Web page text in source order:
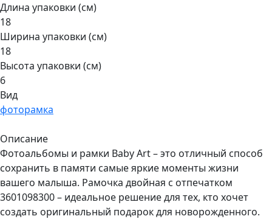
Длина упаковки (см)
18
Ширина упаковки (см)
18
Высота упаковки (см)
6
Вид
фоторамка
Описание
Фотоальбомы и рамки Baby Art – это отличный способ
сохранить в памяти самые яркие моменты жизни
вашего малыша. Рамочка двойная с отпечатком
3601098300 – идеальное решение для тех, кто хочет
создать оригинальный подарок для новорожденного.